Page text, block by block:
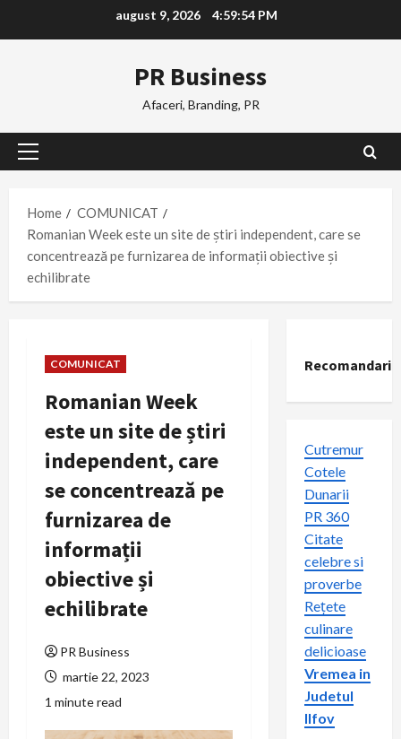
august 9, 2026 4:59:55 PM
PR Business
Afaceri, Branding, PR
Primary
Home
COMUNICAT
Romanian Week este un site de știri independent, care se
concentrează pe furnizarea de informații obiective și
echilibrate
COMUNICAT
Romanian Week
este un site de știri
independent, care
se concentrează pe
furnizarea de
informații
obiective și
echilibrate
PR Business
martie 22, 2023
1 minute read
Recomandari
Cutremur
Cotele
Dunarii
PR 360
Citate
celebre si
proverbe
Rețete
culinare
delicioase
Vremea in
Judetul
Ilfov